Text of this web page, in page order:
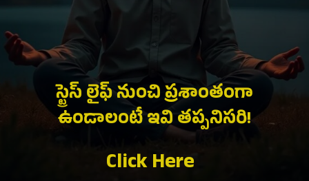
స్ట్రెస్ లైఫ్ నుంచి ప్రశాంతంగా
ఉండాలంటే ఇవి తప్పనిసరి!
Click Here